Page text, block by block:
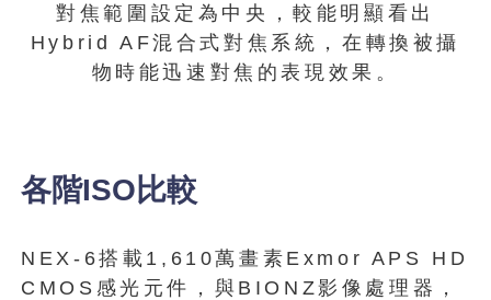
對焦範圍設定為中央，較能明顯看出
Hybrid AF混合式對焦系統，在轉換被攝
物時能迅速對焦的表現效果。
各階ISO比較
NEX-6搭載1,610萬畫素Exmor APS HD
CMOS感光元件，與BIONZ影像處理器，